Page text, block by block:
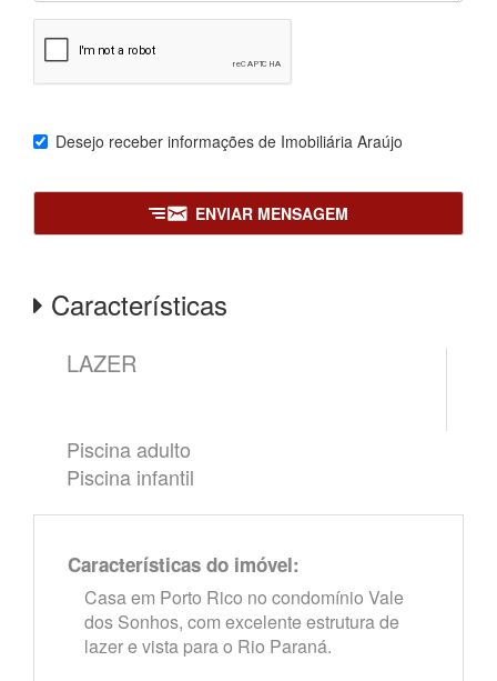
Desejo receber informações de Imobiliária Araújo
ENVIAR MENSAGEM
Características
LAZER
Piscina adulto
Piscina infantil
Características do imóvel:
Casa em Porto Rico no condomínio Vale
dos Sonhos, com excelente estrutura de
lazer e vista para o Rio Paraná.